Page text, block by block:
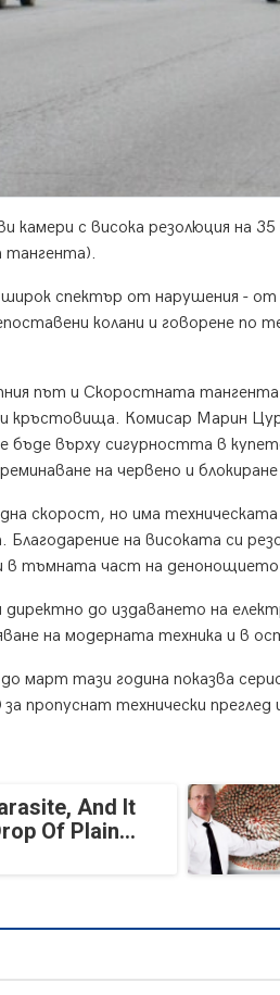
камери с висока резолюция на
спектър от нарушения - от
колани и говорене
път и Скоростната
кръстовища. Комисар Марин
върху сигурността в
на червено и
скорост, но има
Благодарение на високата си
в тъмната част на
директно до издаването на
на модерната техника и в
март тази година показва
пропуснат технически преглед
And It
Of Plain...